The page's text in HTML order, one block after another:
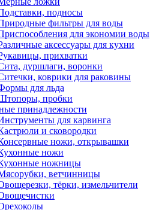
подносы
фильтры для воды
для экономии воды
аксессуары для кухни
прихватки
дуршлаги, воронки
коврики для раковины
для льда
пробки
принадлежности
для карвинга
и сковородки
ножи, открывашки
ножи
ножницы
ветчинницы
тёрки, измельчители